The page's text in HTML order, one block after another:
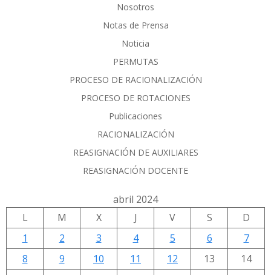
Nosotros
Notas de Prensa
Noticia
PERMUTAS
PROCESO DE RACIONALIZACIÓN
PROCESO DE ROTACIONES
Publicaciones
RACIONALIZACIÓN
REASIGNACIÓN DE AUXILIARES
REASIGNACIÓN DOCENTE
abril 2024
L
M X J V S
D
1
2 3 4 5 6
7
8
9 10 11 12 13
14